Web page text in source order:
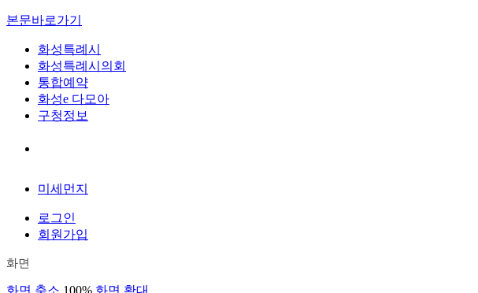
본문바로가기
화성특례시
화성특례시의회
통합예약
화성e 다모아
구청정보
미세먼지
로그인
회원가입
화면
화면 축소 100% 화면 확대